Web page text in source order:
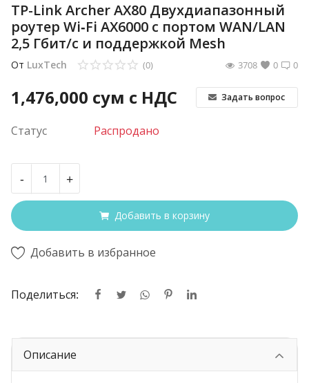
TP-Link Archer AX80 Двухдиапазонный
роутер Wi‑Fi AX6000 с портом WAN/LAN
2,5 Гбит/с и поддержкой Mesh
От LuxTech 0
(0) 0
3708
1,476,000 сум с НДС Задать вопрос
Статус Распродано
- +
Добавить в корзину
Добавить в избранное
Поделиться:
Описание